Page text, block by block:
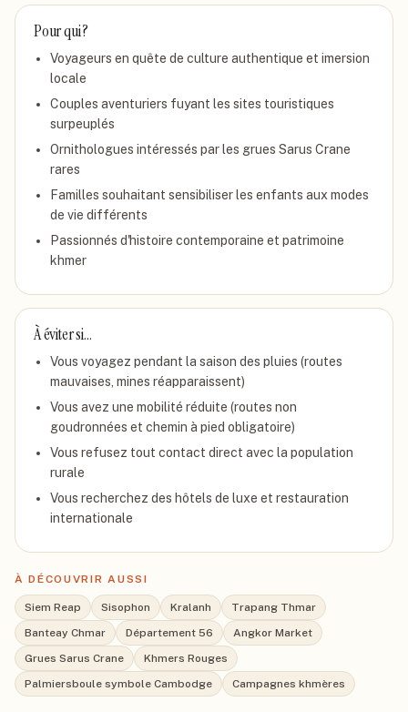
Pour qui ?
Voyageurs en quête de culture authentique et imersion
locale
Couples aventuriers fuyant les sites touristiques
surpeuplés
Ornithologues intéressés par les grues Sarus Crane
rares
Familles souhaitant sensibiliser les enfants aux modes
de vie différents
Passionnés d'histoire contemporaine et patrimoine
khmer
À éviter si…
Vous voyagez pendant la saison des pluies (routes
mauvaises, mines réapparaissent)
Vous avez une mobilité réduite (routes non
goudronnées et chemin à pied obligatoire)
Vous refusez tout contact direct avec la population
rurale
Vous recherchez des hôtels de luxe et restauration
internationale
À DÉCOUVRIR AUSSI
Siem Reap Sisophon Kralanh
Trapang Thmar
Banteay Chmar
Département 56
Angkor Market
Grues Sarus Crane
Khmers Rouges
Palmiersboule symbole Cambodge
Campagnes khmères